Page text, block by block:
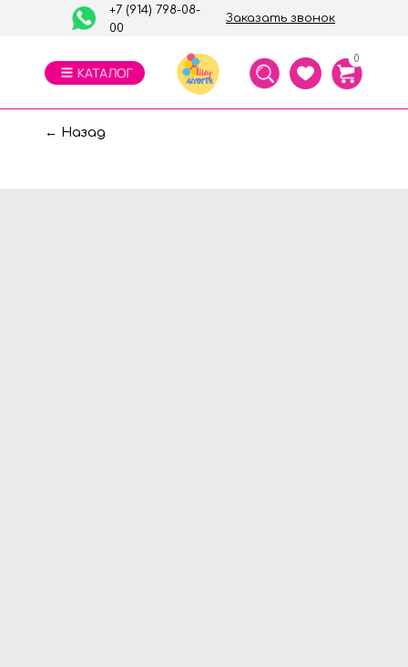
Заказать звонок
+7 (914) 798-08-
00
0
← Назад